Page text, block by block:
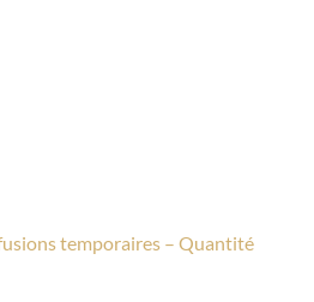
temporaires – Quantité